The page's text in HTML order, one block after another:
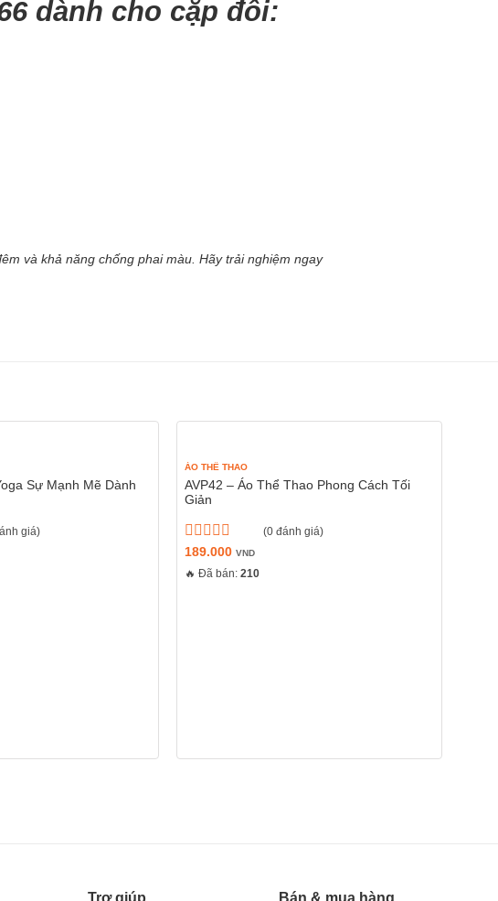
dành cho cặp đôi:
và khả năng chống phai màu. Hãy trải nghiệm ngay
Sự Mạnh Mẽ Dành
giá)
ÁO THỂ THAO
AVP42 – Áo Thể Thao Phong Cách Tối
Giản
Được
xếp
hạng
(0 đánh giá)
189.000VND
🔥 Đã bán:210
Trợ giúp Bán & mua hàng